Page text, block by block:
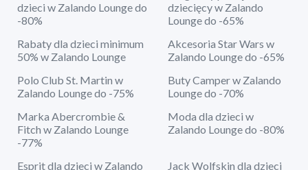
dzieci w Zalando Lounge do
-80%
dziecięcy w Zalando
Lounge do -65%
Rabaty dla dzieci minimum
50% w Zalando Lounge
Akcesoria Star Wars w
Zalando Lounge do -65%
Polo Club St. Martin w
Zalando Lounge do -75%
Buty Camper w Zalando
Lounge do -70%
Marka Abercrombie &
Fitch w Zalando Lounge
-77%
Moda dla dzieci w
Zalando Lounge do -80%
Esprit dla dzieci w Zalando
Jack Wolfskin dla dzieci